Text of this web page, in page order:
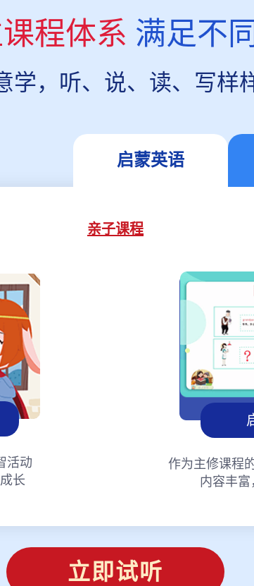
程体系 满足不
学，听、说、读、写样
启蒙英语
亲子课程
活动
长
作为主修课程
内容丰
立即试听